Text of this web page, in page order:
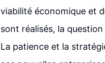
viabilité économique et
sont réalisés, la
La patience et la